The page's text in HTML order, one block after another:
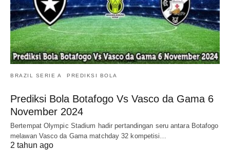
BRAZIL SERIE A PREDIKSI BOLA
Prediksi Bola Botafogo Vs Vasco da Gama 6
November 2024
Bertempat Olympic Stadium hadir pertandingan seru antara Botafogo
melawan Vasco da Gama matchday 32 kompetisi…
2 tahun ago